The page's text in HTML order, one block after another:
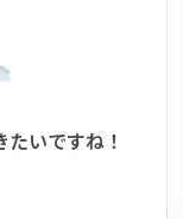
いですね！